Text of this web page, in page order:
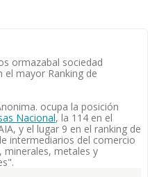
ormazabal sociedad
el mayor Ranking de
ocupa la posición
Nacional, la 114 en el
y el lugar 9 en el ranking de
intermediarios del comercio
minerales, metales y